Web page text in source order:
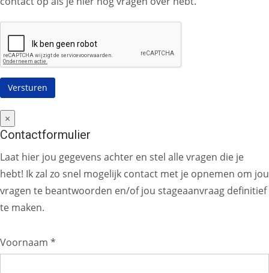
×
Contactformulier
Laat hier jou gegevens achter en stel alle vragen die je
hebt! Ik zal zo snel mogelijk contact met je opnemen om jou
vragen te beantwoorden en/of jou stageaanvraag definitief
te maken.
Voornaam *